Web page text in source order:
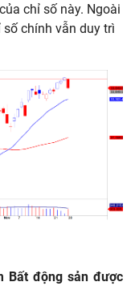
chỉ số này. Ngoài
chính vẫn duy trì
Bất động sản được